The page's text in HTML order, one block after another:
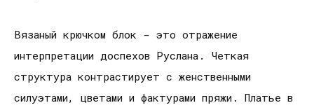
Вязаный крючком блок - это отражение
интерпретации доспехов Руслана. Четкая
структура контрастирует с женственными
силуэтами, цветами и фактурами пряжи. Платье в